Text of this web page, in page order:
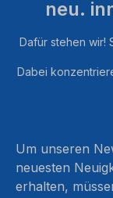
neu.
Dafür stehen wir!
Dabei
Um unseren
neuesten
erhalten,